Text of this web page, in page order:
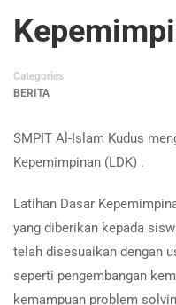
Categories
BERITA
SMPIT Al-Islam Kudus
Kepemimpinan (LDK) .
Latihan Dasar
yang diberikan kepada
telah disesuaikan dengan
seperti pengembangan
kemampuan problem